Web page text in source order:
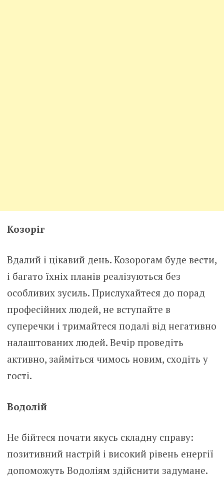
Козоріг
Вдалий і цікавий день. Козорогам буде вести,
і багато їхніх планів реалізуються без
особливих зусиль. Прислухайтеся до порад
професійних людей, не вступайте в
суперечки і тримайтеся подалі від негативно
налаштованих людей. Вечір проведіть
активно, займіться чимось новим, сходіть у
гості.
Водолій
Не бійтеся почати якусь складну справу:
позитивний настрій і високий рівень енергії
допоможуть Водоліям здійснити задумане.